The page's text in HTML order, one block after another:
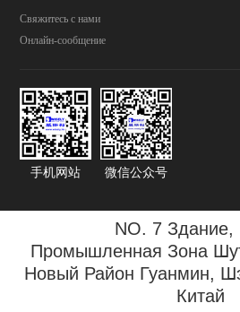
Свяжитесь с нами
Онлайн-сообщение
手机网站 微信公众号
NO. 7 Здание,
Промышленная Зона
Новый Район Гуанмин,
Китай